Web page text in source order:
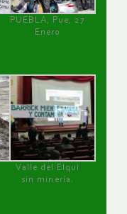
PUEBLA, Pue, 27
Enero
Valle del Elqui
sin minería.